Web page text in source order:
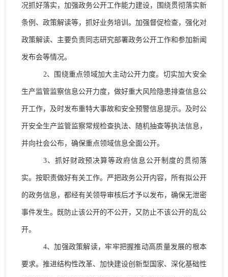
况抓好落实，加强政务公开工作能力建设，围绕贯彻落实新
条例、政策解读等，抓好业务培训。加强督促检查，强化对
政策解读、主要负责同志研究部署政务公开工作和参加新闻
发布会等情况。
2、围绕重点领域加大主动公开力度。 切实加大安全
生产监管监察信息公开力度，做好重大风险隐患排查信息公
开工作，及时发布重特大事故和安全预警信息提示。及时公
开安全生产监管监察常规检查执法、随机抽查等执法信息，
并向社会公布，确保重点领域信息全面公开。
3、抓好财政预决算等政府信息公开制度的贯彻落
实。按职责做好有关工作。 严把政务公开内容，所有拟公开
的政务信息，都经有关领导审核后才予以发布，确保无泄密
事件发生。既防止该公开的不公开，又防止不该公开的乱公
开。
4、加强政策解读，牢牢把握推动高质量发展的根本
要求。推进结构性改革、加快建设创新型国家、深化基础性